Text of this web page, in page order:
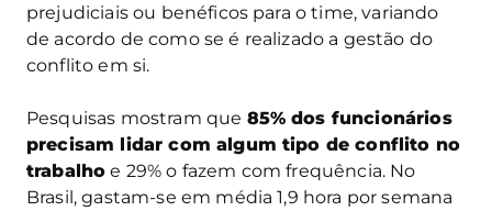
prejudiciais ou benéficos para o time, variando
de acordo de como se é realizado a gestão do
conflito em si.
Pesquisas mostram que 85% dos funcionários
precisam lidar com algum tipo de conflito no
trabalho e 29% o fazem com frequência. No
Brasil, gastam-se em média 1,9 hora por semana